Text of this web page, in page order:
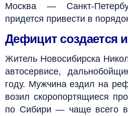
Москва — Санкт-
придется привести в
Дефицит создается
Житель Новосибирска
автосервисе,
году. Мужчина ездил на
возил скоропортящиеся
по Сибири — чаще всего